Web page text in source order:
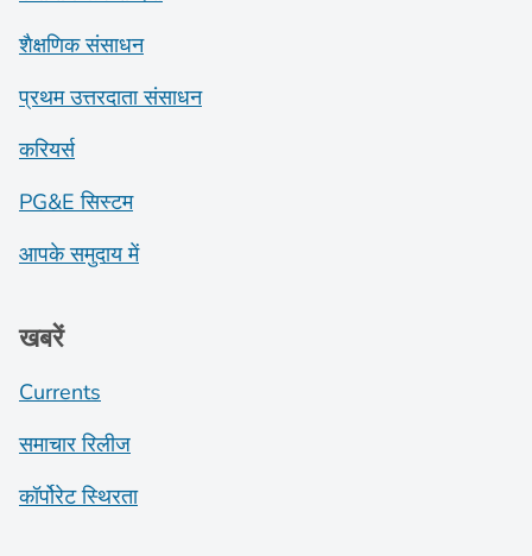
शैक्षणिक संसाधन
प्रथम उत्तरदाता संसाधन
करियर्स
PG&E सिस्टम
आपके समुदाय में
खबरें
Currents
समाचार रिलीज
कॉर्पोरेट स्थिरता